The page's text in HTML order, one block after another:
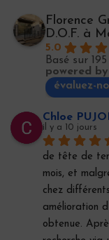
Florence
D.O.F. à
5.0
Basé sur
powered by
évaluez-
Chloe
il y a 10 jours
de tête de
mois, et
chez
amélioration
obtenue.